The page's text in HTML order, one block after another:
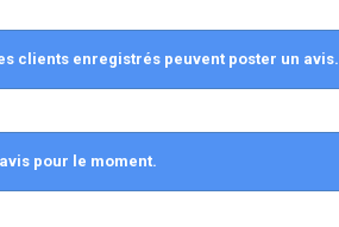
clients enregistrés peuvent poster un avis.
pour le moment.